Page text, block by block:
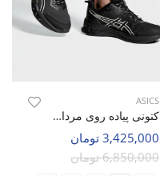
ASICS
کتونی پیاده روی مردانه اسیکس Asics Stride Blast M
3,425,000 تومان
6,850,000 تومان